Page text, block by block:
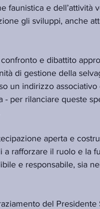
faunistica e dell’attività
gli sviluppi, anche
e dibattito
di gestione della
un indirizzo
- per rilanciare queste
aperta e
rafforzare il ruolo e la
e responsabile, sia
del